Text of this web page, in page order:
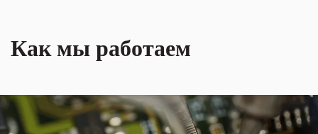
Как мы работаем